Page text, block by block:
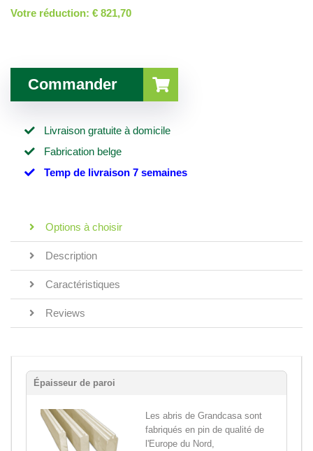
Votre réduction: € 821,70
Commander
Livraison gratuite à domicile
Fabrication belge
Temp de livraison 7 semaines
Options à choisir
Description
Caractéristiques
Reviews
Épaisseur de paroi
Les abris de Grandcasa sont
fabriqués en pin de qualité de
l'Europe du Nord,